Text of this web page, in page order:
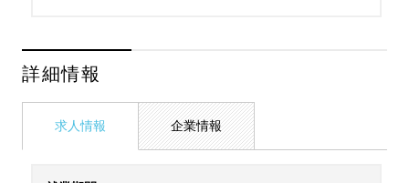
詳細情報
求人情報 企業情報